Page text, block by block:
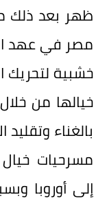
ظهر بعد ذلك
مصر في عهد
خشبية
خيالها من
بالغناء
مسرحيات
إلى أوروبا